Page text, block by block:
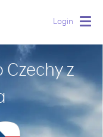
Login
z